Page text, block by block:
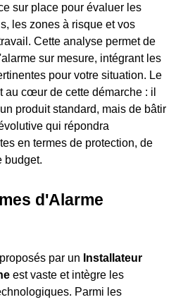
sur place pour évaluer les
les zones à risque et vos
Cette analyse permet de
sur mesure, intégrant les
pour votre situation. Le
cœur de cette démarche : il
produit standard, mais de bâtir
qui répondra
en termes de protection, de
budget.
d'Alarme
par un Installateur
est vaste et intègre les
Parmi les